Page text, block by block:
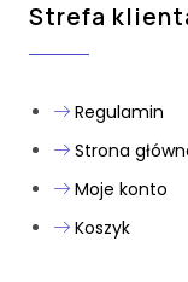
Strefa
Regulamin
Strona
Moje konto
Koszyk